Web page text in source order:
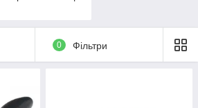
0 Фільтри